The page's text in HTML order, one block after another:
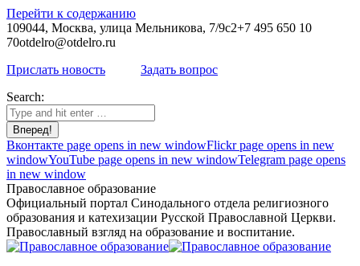
Перейти к содержанию
109044, Москва, улица Мельникова, 7/9с2+7 495 650 10
70otdelro@otdelro.ru
Прислать новость
Задать вопрос
Search:
Вконтакте page opens in new windowFlickr page opens in new
windowYouTube page opens in new windowTelegram page opens
in new window
Православное образование
Официальный портал Синодального отдела религиозного
образования и катехизации Русской Православной Церкви.
Православный взгляд на образование и воспитание.